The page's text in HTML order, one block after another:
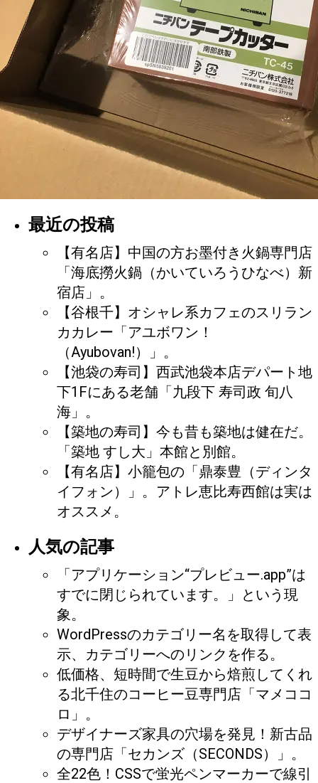
最近の投稿
【有名店】中国の方お墨付き火鍋専門店
「海底撈火鍋（かいていろうひなべ）新
宿店」。
【谷根千】オシャレ系カフェのスリラン
カカレー「アユボワン！
（Ayubovan!）」。
【池袋の寿司】西武池袋本店デパート地
下1Fにある老舗「九段下 寿司政 旬八
海」。
【築地の寿司】今も昔も築地は健在だ。
「築地 すし大」本館と別館。
【有名店】小籠包の「鼎泰豊（ディンタ
イフォン）」。アトレ恵比寿西館は実は
オススメ。
人気の記事
「アプリケーション“プレビュー.app”は
すでに閉じられています。」という現
象。
WordPressのカテゴリー名を取得して表
示、カテゴリーへのリンクを作る。
低価格、短時間で生豆から焙煎してくれ
る北千住のコーヒー豆専門店「マメココ
ロ」。
デザイナーズ家具の穴場を発見！新古品
の専門店「セカンズ（SECONDS）」。
全22色！CSSで蛍光ペンマーカーで線引